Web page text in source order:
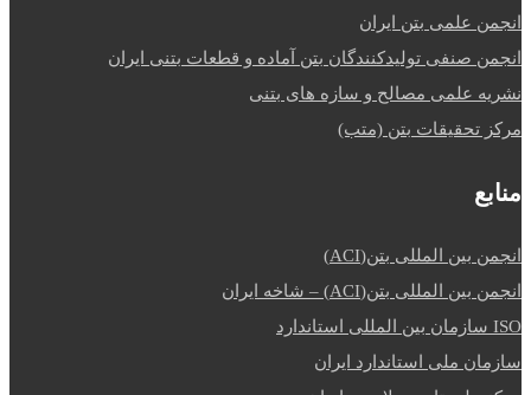
انجمن علمی بتن ایران
انجمن صنفی تولیدکنندگان بتن آماده و قطعات بتنی ایران
نشریه علمی مصالح و سازه های بتنی
مرکز تحقیقات بتن (متب)
منابع
انجمن بین المللی بتن(ACI)
انجمن بین المللی بتن(ACI) – شاخه ایران
ISO سازمان بین المللی استاندارد
سازمان ملی استاندارد ایران